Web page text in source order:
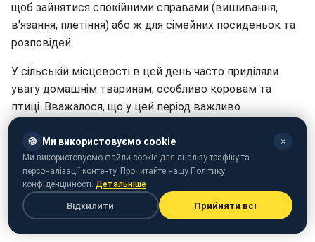
щоб зайнятися спокійними справами (вишивання,
в'язання, плетіння) або ж для сімейних посиденьок та
розповідей.
У сільській місцевості в цей день часто приділяли
увагу домашнім тваринам, особливо коровам та
птиці. Вважалося, що у цей період важливо
забезпечити їх добрим кормом та доглядом, щоб вони
були здоровими та плодовитими навесні.
Якщо день 19 лютого видавався морозним, це
вважалося доброю прикметою для весни та літа.
Вірили, що мороз "запечатує" зиму та сприяє гарному
врожаю.
🍪 Ми використовуємо cookie ✕
Ми використовуємо файли cookie для аналізу трафіку та
персоналізації контенту. Прочитайте нашу Політику
конфіденційності. Детальніше
Відхилити Прийняти всі